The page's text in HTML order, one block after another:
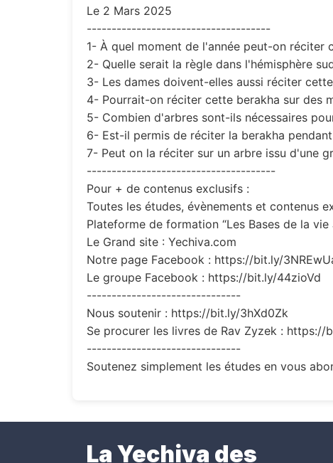
Le 2 Mars 2025
-------------------------------------
1- À quel moment de l'année peut-on réciter
2- Quelle serait la règle dans l'hémisphère
3- Les dames doivent-elles aussi réciter
4- Pourrait-on réciter cette berakha sur des
5- Combien d'arbres sont-ils nécessaires
6- Est-il permis de réciter la berakha
7- Peut on la réciter sur un arbre issu d'une
--------------------------------------
Pour + de contenus exclusifs :
Toutes les études, évènements et contenus
Plateforme de formation “Les Bases de la
Le Grand site : Yechiva.com
Notre page Facebook : https://bit.ly/
Le groupe Facebook : https://bit.ly/44zioVd
-------------------------------
Nous soutenir : https://bit.ly/3hXd0Zk
Se procurer les livres de Rav Zyzek : https://
-------------------------------
Soutenez simplement les études en vous
La Yechiva des